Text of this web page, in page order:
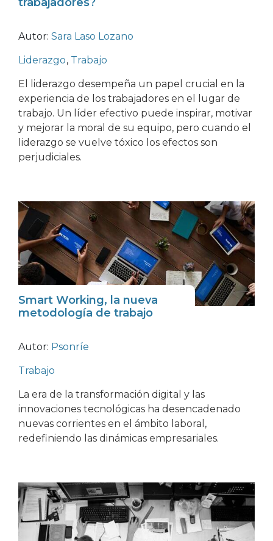
Autor: Sara Laso Lozano
Liderazgo, Trabajo
El liderazgo desempeña un papel crucial en la
experiencia de los trabajadores en el lugar de
trabajo. Un líder efectivo puede inspirar, motivar
y mejorar la moral de su equipo, pero cuando el
liderazgo se vuelve tóxico los efectos son
perjudiciales.
Smart Working, la nueva
metodología de trabajo
Autor: Psonríe
Trabajo
La era de la transformación digital y las
innovaciones tecnológicas ha desencadenado
nuevas corrientes en el ámbito laboral,
redefiniendo las dinámicas empresariales.